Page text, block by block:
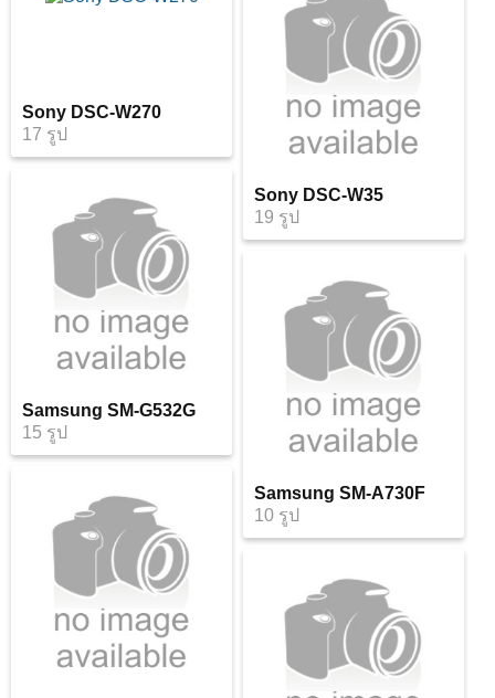
Sony DSC-W35
19 รูป
Sony DSC-W270
17 รูป
Samsung SM-G532G
15 รูป
Samsung SM-A730F
10 รูป